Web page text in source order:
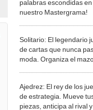
palabras escondidas en
nuestro Mastergrama!
Solitario: El legendario
de cartas que nunca
moda. Organiza el
Ajedrez: El rey de los
de estrategia. Mueve
piezas, anticipa al rival y